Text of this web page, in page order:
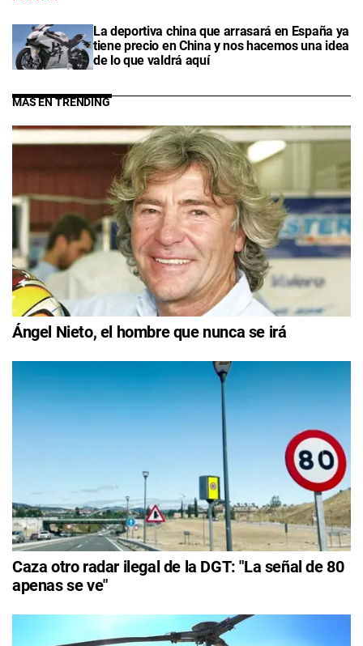
La deportiva china que arrasará en España ya
tiene precio en China y nos hacemos una idea
de lo que valdrá aquí
MÁS EN TRENDING
Ángel Nieto, el hombre que nunca se irá
Caza otro radar ilegal de la DGT: "La señal de 80
apenas se ve"